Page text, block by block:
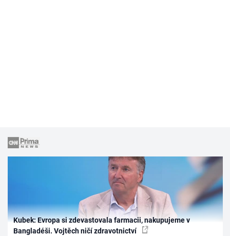
Kubek: Evropa si zdevastovala farmacii, nakupujeme v
Bangladéši. Vojtěch ničí zdravotnictví